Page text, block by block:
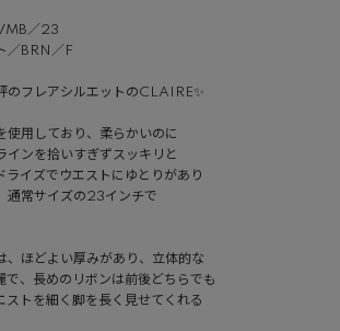
／23
／BRN／F
のフレアシルエットのCLAIRE✨
使用しており、柔らかいのに
インを拾いすぎずスッキリと
ライズでウエストにゆとりがあり
通常サイズの23インチで
、ほどよい厚みがあり、立体的な
で、長めのリボンは前後どちらでも
ストを細く脚を長く見せてくれる